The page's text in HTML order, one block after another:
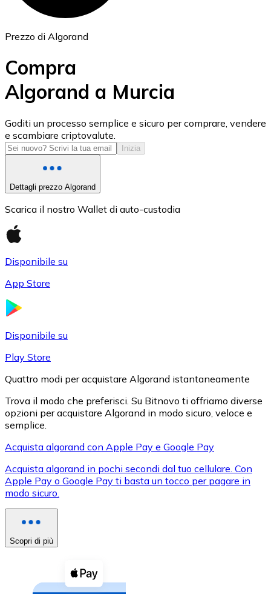
USD Coin
USDC
XRP
XRP
Vedi tutto
Buoni cripto
Acquista criptovalute in contanti e altri mezzi di
Prezzo di Algorand
Compra
Algorand a Murcia
Goditi un processo semplice e sicuro per comprare, vendere
e scambiare criptovalute.
Inizia
Dettagli prezzo Algorand
Scarica il nostro Wallet di auto-custodia
Disponibile su
App Store
Disponibile su
Play Store
Quattro modi per acquistare Algorand istantaneamente
Trova il modo che preferisci. Su Bitnovo ti offriamo diverse
opzioni per acquistare Algorand in modo sicuro, veloce e
semplice.
Acquista algorand con Apple Pay e Google Pay
Acquista algorand in pochi secondi dal tuo cellulare. Con
Apple Pay o Google Pay ti basta un tocco per pagare in
modo sicuro.
Scopri di più